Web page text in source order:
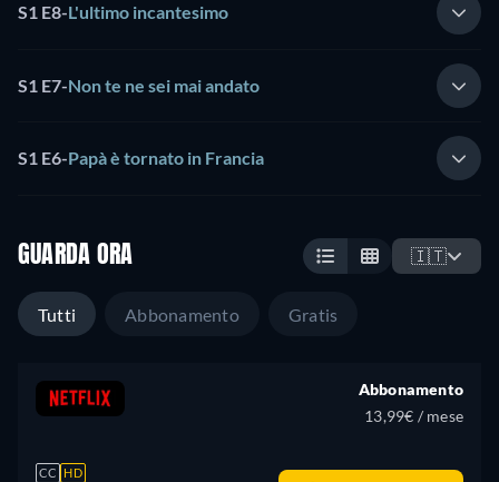
S1 E8-L'ultimo incantesimo
S1 E7-Non te ne sei mai andato
S1 E6-Papà è tornato in Francia
GUARDA ORA 🇮🇹
Tutti Abbonamento Gratis
CC HD
Abbonamento
13,99€ / mese